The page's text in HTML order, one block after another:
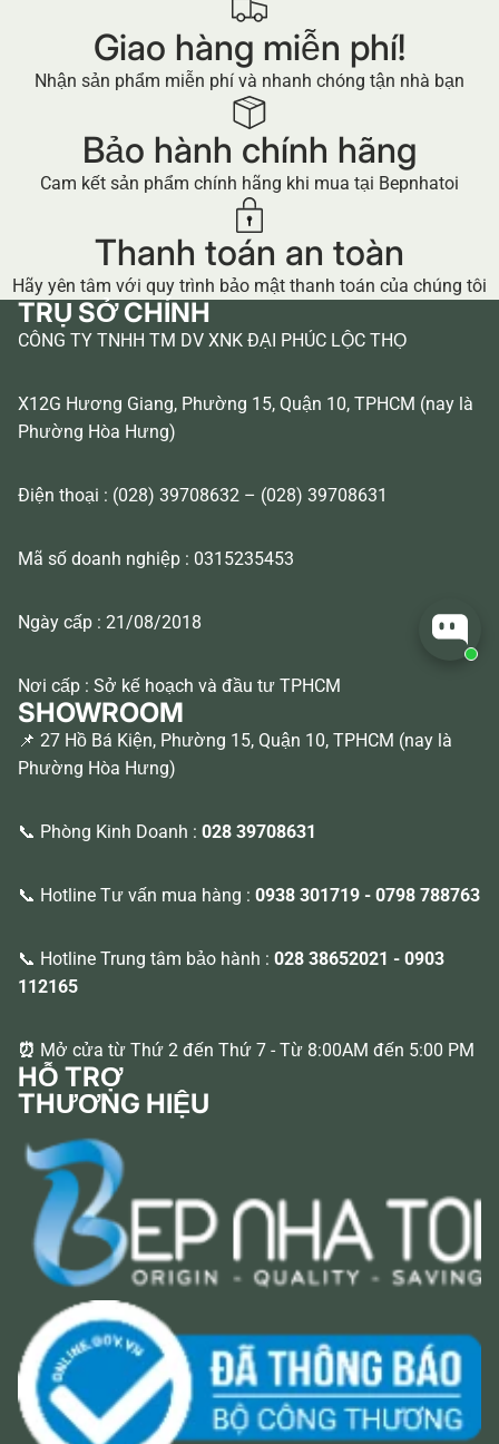
Giao hàng miễn phí!
Nhận sản phẩm miễn phí và nhanh chóng tận nhà bạn
Bảo hành chính hãng
Cam kết sản phẩm chính hãng khi mua tại Bepnhatoi
Thanh toán an toàn
Hãy yên tâm với quy trình bảo mật thanh toán của chúng tôi
TRỤ SỞ CHÍNH
CÔNG TY TNHH TM DV XNK ĐẠI PHÚC LỘC THỌ
X12G Hương Giang, Phường 15, Quận 10, TPHCM (nay là
Phường Hòa Hưng)
Điện thoại : (028) 39708632 – (028) 39708631
Mã số doanh nghiệp : 0315235453
Ngày cấp : 21/08/2018
Nơi cấp : Sở kế hoạch và đầu tư TPHCM
SHOWROOM
📌 27 Hồ Bá Kiện, Phường 15, Quận 10, TPHCM (nay là
Phường Hòa Hưng)
📞 Phòng Kinh Doanh : 028 39708631
📞 Hotline Tư vấn mua hàng : 0938 301719 - 0798 788763
📞 Hotline Trung tâm bảo hành : 028 38652021 - 0903
112165
⏰ Mở cửa từ Thứ 2 đến Thứ 7 - Từ 8:00AM đến 5:00 PM
HỖ TRỢ
THƯƠNG HIỆU